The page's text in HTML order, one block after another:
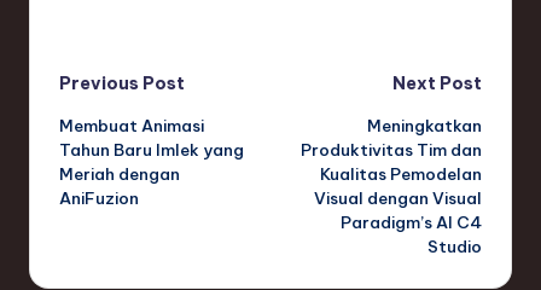
Post
navigation
Previous Post
Membuat Animasi
Tahun Baru Imlek yang
Meriah dengan
AniFuzion
Next Post
Meningkatkan
Produktivitas Tim dan
Kualitas Pemodelan
Visual dengan Visual
Paradigm’s AI C4
Studio